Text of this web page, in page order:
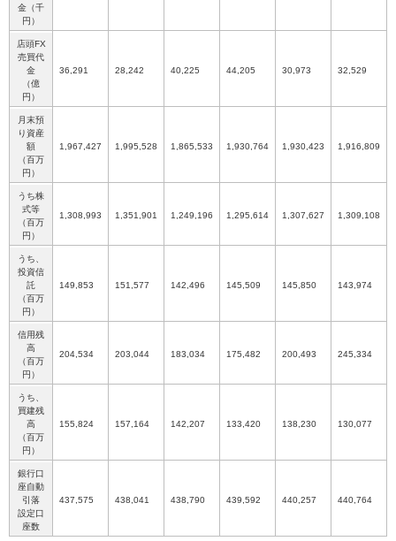
金（千
円）
店頭FX
売買代
金
（億
円）
36,291 28,242 40,225 44,205 30,973 32,529
月末預
り資産
額
（百万
円）
1,967,427 1,995,528 1,865,533 1,930,764 1,930,423 1,916,809
うち株
式等
（百万
円）
1,308,993 1,351,901 1,249,196 1,295,614 1,307,627 1,309,108
うち、
投資信
託
（百万
円）
149,853 151,577 142,496 145,509 145,850 143,974
信用残
高
（百万
円）
204,534 203,044 183,034 175,482 200,493 245,334
うち、
買建残
高
（百万
円）
155,824 157,164 142,207 133,420 138,230 130,077
銀行口
座自動
引落
設定口
座数
437,575 438,041 438,790 439,592 440,257 440,764